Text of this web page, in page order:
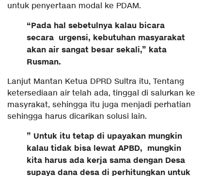
untuk penyertaan modal ke PDAM.
“Pada hal sebetulnya kalau bicara
secara urgensi, kebutuhan masyarakat
akan air sangat besar sekali,” kata
Rusman.
Lanjut Mantan Ketua DPRD Sultra itu, Tentang
ketersediaan air telah ada, tinggal di salurkan ke
masyrakat, sehingga itu juga menjadi perhatian
sehingga harus dicarikan solusi lain.
” Untuk itu tetap di upayakan mungkin
kalau tidak bisa lewat APBD, mungkin
kita harus ada kerja sama dengan Desa
supaya dana desa di perhitungkan untuk